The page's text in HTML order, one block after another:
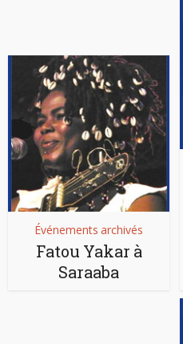
Événements archivés
Fatou Yakar à
Saraaba